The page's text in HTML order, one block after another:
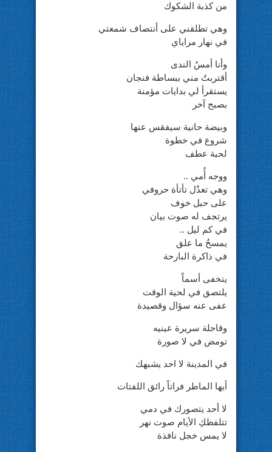
من كذبة الشكوك
وهي تطلقني على أنتصاف شمعتي
في نهار مراياي
وأنا أمسُ الندى
أقتربتُ مني ببساطة فنجان
يستقرأ لي بدايات مؤمنة
بصبح آخر
وبيضة حانية سيفقس عنها
شروع في خطوة
لحبة عطف
ووجه أُمي ..
وهي تعدٌل تأتأة حروفي
على حبل خوف
يرتجف له صوت بيان
في كم ليل ..
يمسحُ ما علق
في ذاكرة البارحة
يتخفى أسماً
يلتصق في لحية الوقت
عفى عنه سؤال وقصيدة
وقاحلة سريرة عينيه
تومض في لا صورة
في المدينة لا احد يشبهك
أيها الماطر فراتاً رائق اللفتات
لا أحد يتصورك في دمي
تتلفظكِ الأيام صوت نهر
لا يمس خجل نافذة